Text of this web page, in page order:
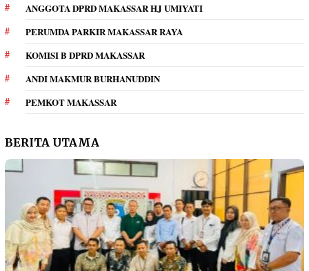
ANGGOTA DPRD MAKASSAR HJ UMIYATI
PERUMDA PARKIR MAKASSAR RAYA
KOMISI B DPRD MAKASSAR
ANDI MAKMUR BURHANUDDIN
PEMKOT MAKASSAR
BERITA UTAMA